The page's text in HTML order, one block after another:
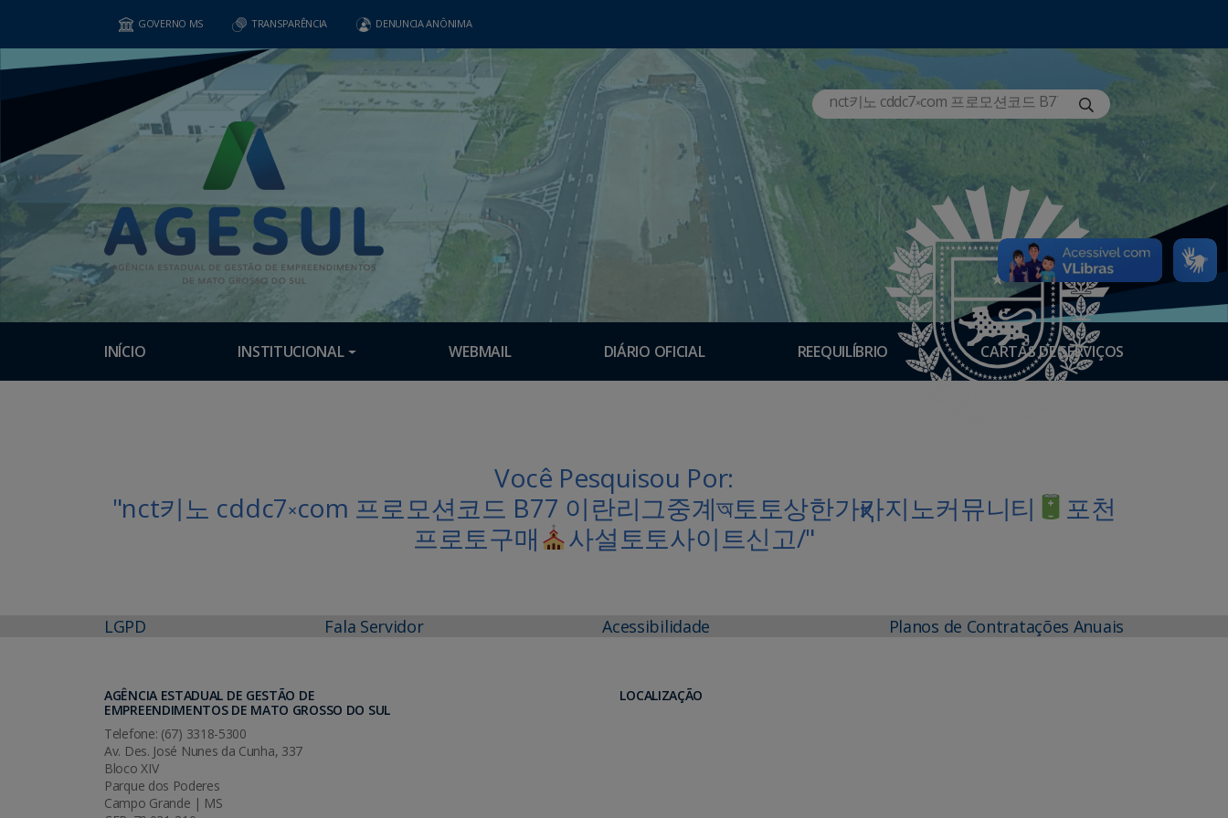
GOVERNO MS TRANSPARÊNCIA DENUNCIA ANÔNIMA
INÍCIO INSTITUCIONAL WEBMAIL DIÁRIO OFICIAL REEQUILÍBRIO CARTAS DE SERVIÇOS
Você Pesquisou Por:
"nct키노 cddc7༝com 프로모션코드 B77 이란리그중계অ토토상한가қ카지노커뮤니티
포천
프로토구매
사설토토사이트신고/"
LGPD Fala Servidor Acessibilidade Planos de Contratações Anuais
AGÊNCIA ESTADUAL DE GESTÃO DE
EMPREENDIMENTOS DE MATO GROSSO DO SUL
Telefone: (67) 3318-5300
Av. Des. José Nunes da Cunha, 337
Bloco XIV
Parque dos Poderes
Campo Grande | MS
LOCALIZAÇÃO